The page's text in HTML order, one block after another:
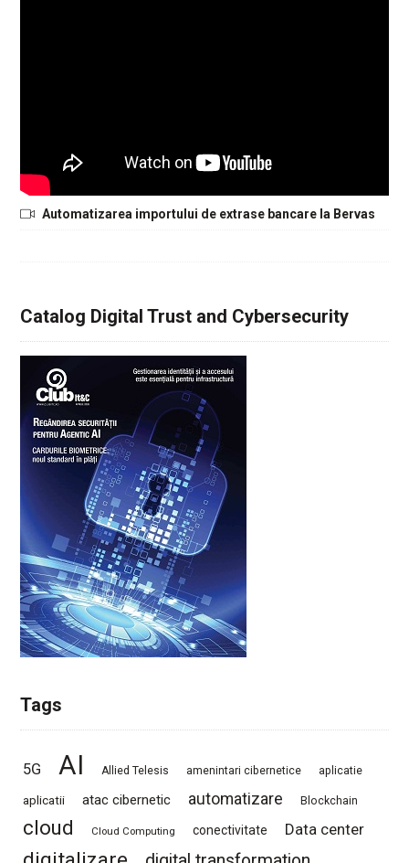
Automatizarea importului de extrase bancare la Bervas
Catalog Digital Trust and Cybersecurity
Tags
5G AI Allied Telesis amenintari cibernetice aplicatie
aplicatii atac cibernetic automatizare Blockchain
cloud Cloud Computing conectivitate Data center